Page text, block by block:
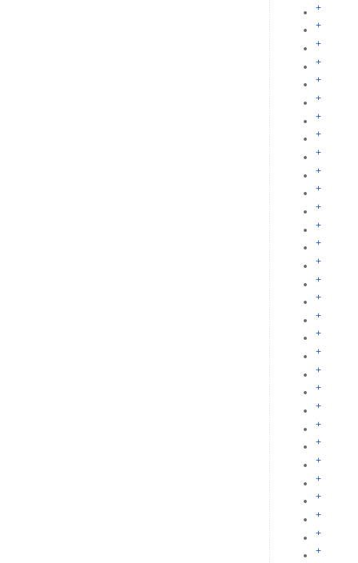
+
+
+
+
+
+
+
+
+
+
+
+
+
+
+
+
+
+
+
+
+
+
+
+
+
+
+
+
+
+
+